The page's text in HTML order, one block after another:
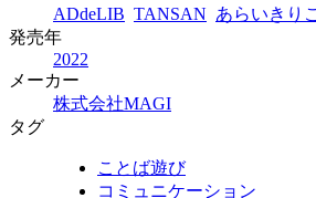
ADdeLIB TANSAN あらいきりこ
発売年
2022
メーカー
株式会社MAGI
タグ
ことば遊び
コミュニケーション